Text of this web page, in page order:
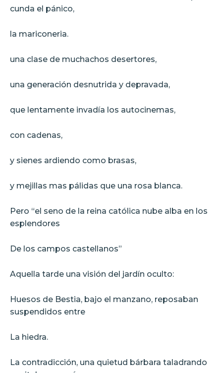
cunda el pánico,
la mariconeria.
una clase de muchachos desertores,
una generación desnutrida y depravada,
que lentamente invadía los autocinemas,
con cadenas,
y sienes ardiendo como brasas,
y mejillas mas pálidas que una rosa blanca.
Pero “el seno de la reina católica nube alba en los
esplendores
De los campos castellanos”
Aquella tarde una visión del jardín oculto:
Huesos de Bestia, bajo el manzano, reposaban
suspendidos entre
La hiedra.
La contradicción, una quietud bárbara taladrando